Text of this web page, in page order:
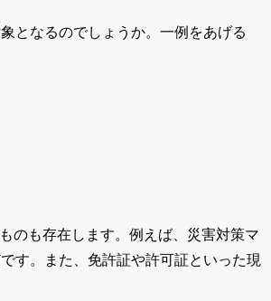
となるのでしょうか。一例をあげる
のも存在します。例えば、災害対策マ
す。また、免許証や許可証といった現